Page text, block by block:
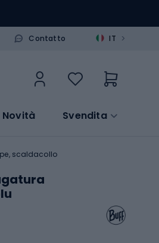
Contatto IT >
Novità Svendita
scaldacollo